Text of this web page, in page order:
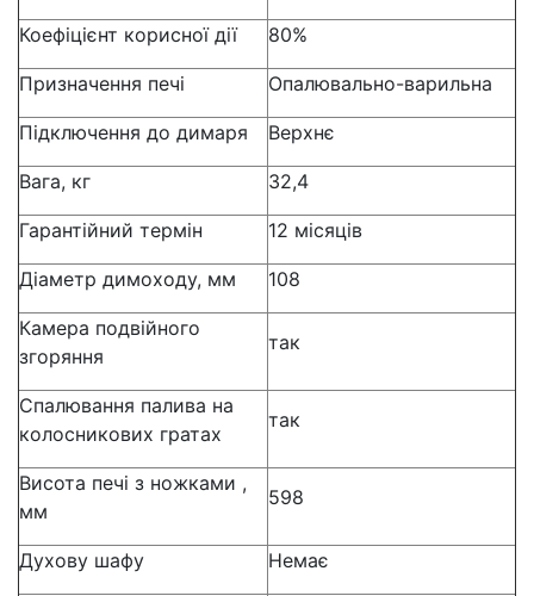
Коефіцієнт корисної дії 80%
Призначення печі Опалювально-варильна
Підключення до димаря Верхнє
Вага, кг 32,4
Гарантійний термін 12 місяців
Діаметр димоходу, мм 108
Камера подвійного
згоряння
так
Спалювання палива на
колосникових гратах
так
Висота печі з ножками ,
мм
598
Духову шафу Немає